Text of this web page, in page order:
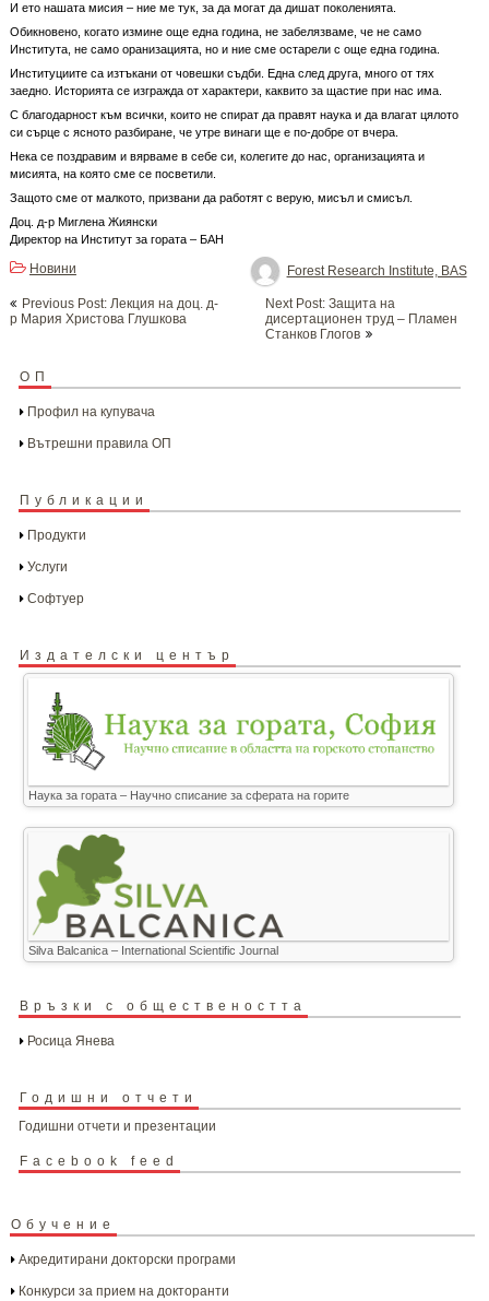
И ето нашата мисия – ние ме тук, за да могат да дишат поколенията.
Обикновено, когато измине още една година, не забелязваме, че не само
Института, не само оранизацията, но и ние сме остарели с още една година.
Институциите са изтъкани от човешки съдби. Една след друга, много от тях
заедно. Историята се изгражда от характери, каквито за щастие при нас има.
С благодарност към всички, които не спират да правят наука и да влагат цялото
си сърце с ясното разбиране, че утре винаги ще е по-добре от вчера.
Нека се поздравим и вярваме в себе си, колегите до нас, организацията и
мисията, на която сме се посветили.
Защото сме от малкото, призвани да работят с верую, мисъл и смисъл.
Доц. д-р Миглена Жиянски
Директор на Институт за гората – БАН
Forest Research Institute, BAS
Новини
navigation
Previous Post: Лекция на доц. д-
р Мария Христова Глушкова
Next Post: Защита на
дисертационен труд – Пламен
Станков Глогов
ОП
Профил на купувача
Вътрешни правила ОП
Публикации
Продукти
Услуги
Софтуер
Издателски център
Наука за гората – Научно списание за сферата на горите
Silva Balcanica – International Scientific Journal
Връзки с обществеността
Росица Янева
Годишни отчети
Годишни отчети и презентации
Facebook feed
Обучение
Акредитирани докторски програми
Конкурси за прием на докторанти